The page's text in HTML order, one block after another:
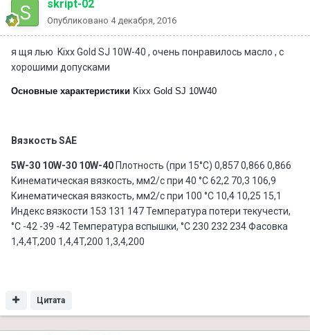
skript-02
Опубликовано 4 декабря, 2016
я щя лью Kixx Gold SJ 10W-40 , очень понравилось масло , с
хорошими допусками
Основные характеристики Kixx Gold SJ 10W40
Вязкость SAE
5W-30 10W-30 10W-40 Плотность (при 15°C) 0,857 0,866 0,866
Кинематическая вязкость, мм2/с при 40 °C 62,2 70,3 106,9
Кинематическая вязкость, мм2/с при 100 °C 10,4 10,25 15,1
Индекс вязкости 153 131 147 Температура потери текучести,
°C -42 -39 -42 Температура вспышки, °C 230 232 234 Фасовка
1,4,4T,200 1,4,4T,200 1,3,4,200
Цитата